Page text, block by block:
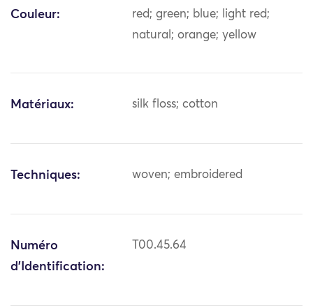
Couleur:
red; green; blue; light red;
natural; orange; yellow
Matériaux: silk floss; cotton
Techniques: woven; embroidered
Numéro
d'Identification:
T00.45.64